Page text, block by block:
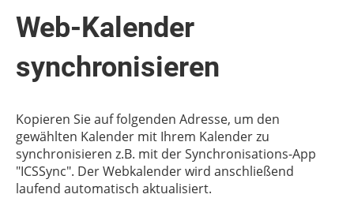
Web-Kalender
synchronisieren
Kopieren Sie auf folgenden Adresse, um den
gewählten Kalender mit Ihrem Kalender zu
synchronisieren z.B. mit der Synchronisations-App
"ICSSync". Der Webkalender wird anschließend
laufend automatisch aktualisiert.